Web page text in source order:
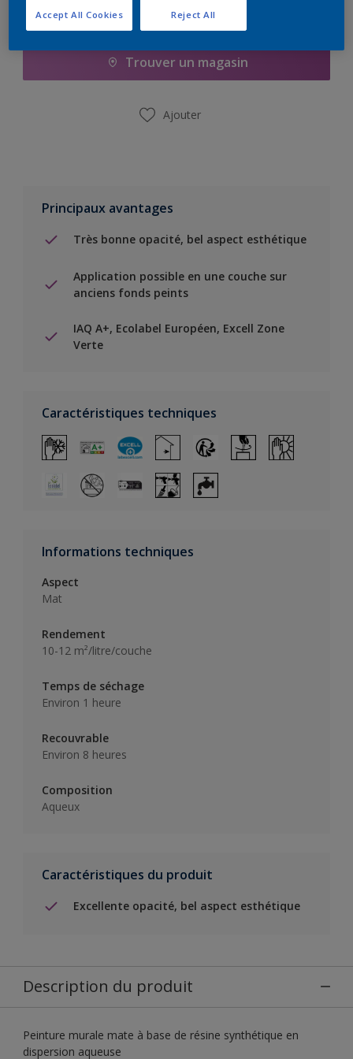
Ajouter à la liste d’achats
Trouver un magasin
Ajouter
Principaux avantages
Très bonne opacité, bel aspect esthétique
Application possible en une couche sur
anciens fonds peints
IAQ A+, Ecolabel Européen, Excell Zone
Verte
Caractéristiques techniques
Informations techniques
Aspect
Mat
Rendement
10-12 m²/litre/couche
Temps de séchage
Environ 1 heure
Recouvrable
Environ 8 heures
Composition
Aqueux
Caractéristiques du produit
Excellente opacité, bel aspect esthétique
Description du produit
Peinture murale mate à base de résine synthétique en
dispersion aqueuse
Reject All
Accept All Cookies